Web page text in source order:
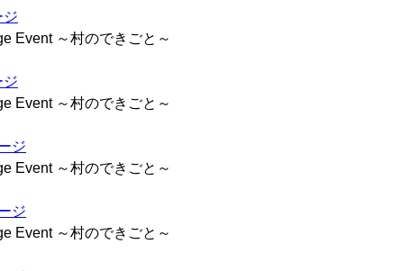
ジ
Event ～村のできごと～
ジ
Event ～村のできごと～
ジ
Event ～村のできごと～
ジ
Event ～村のできごと～